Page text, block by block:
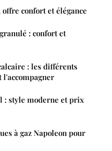
confort et élégance
: confort et
: les différents
: style moderne et prix
à gaz Napoleon pour